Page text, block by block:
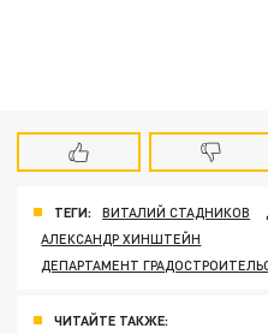
ТЕГИ: ВИТАЛИЙ СТАДНИКОВ
АЛЕКСАНДР ХИНШТЕЙН
ДЕПАРТАМЕНТ
ЧИТАЙТЕ ТАКЖЕ: